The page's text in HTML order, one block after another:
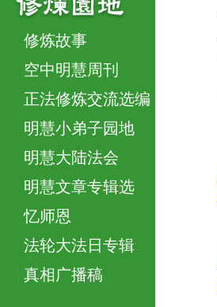
修炼故事
空中明慧周刊
正法修炼交流选编
明慧小弟子园地
明慧大陆法会
明慧文章专辑选
忆师恩
法轮大法日专辑
真相广播稿